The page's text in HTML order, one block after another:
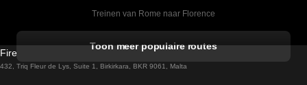
Treinen van Rome naar Florence
Treinen van Sevilla naar Barcelona
Toon meer populaire routes
Firebird GT Limited (OC 1451)
432, Triq Fleur de Lys, Suite 1, Birkirkara, BKR 9061, Malta